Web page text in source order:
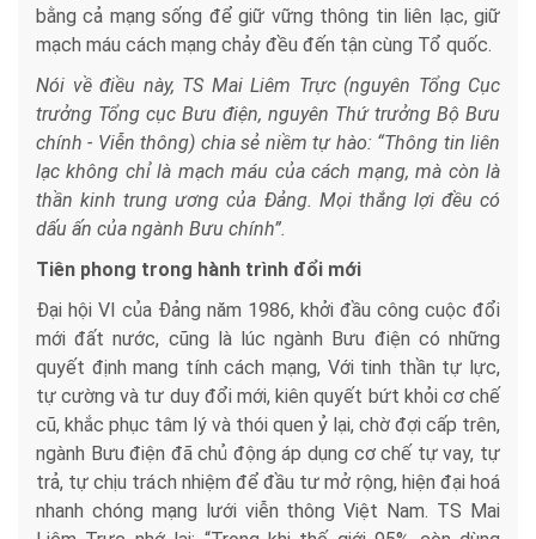
bằng cả mạng sống để giữ vững thông tin liên lạc, giữ
mạch máu cách mạng chảy đều đến tận cùng Tổ quốc.
Nói về điều này, TS Mai Liêm Trực (nguyên Tổng Cục
trưởng Tổng cục Bưu điện, nguyên Thứ trưởng Bộ Bưu
chính - Viễn thông) chia sẻ niềm tự hào: “Thông tin liên
lạc không chỉ là mạch máu của cách mạng, mà còn là
thần kinh trung ương của Đảng. Mọi thắng lợi đều có
dấu ấn của ngành Bưu chính”.
Tiên phong trong hành trình đổi mới
Đại hội VI của Đảng năm 1986, khởi đầu công cuộc đổi
mới đất nước, cũng là lúc ngành Bưu điện có những
quyết định mang tính cách mạng, Với tinh thần tự lực,
tự cường và tư duy đổi mới, kiên quyết bứt khỏi cơ chế
cũ, khắc phục tâm lý và thói quen ỷ lại, chờ đợi cấp trên,
ngành Bưu điện đã chủ động áp dụng cơ chế tự vay, tự
trả, tự chịu trách nhiệm để đầu tư mở rộng, hiện đại hoá
nhanh chóng mạng lưới viễn thông Việt Nam. TS Mai